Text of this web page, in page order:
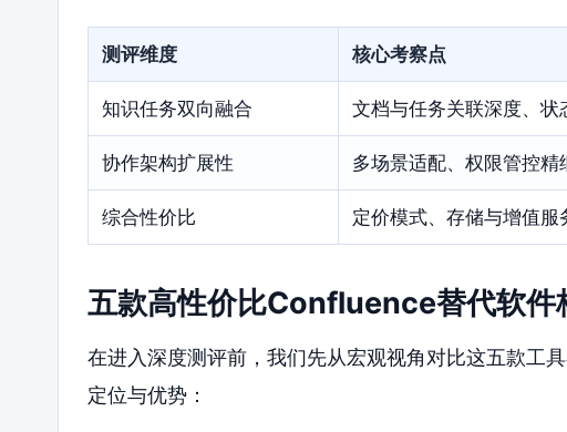
测评维度 核心考察点
知识任务双向融合 文档与任务关联深度、状
协作架构扩展性 多场景适配、权限管控精
综合性价比 定价模式、存储与增值服
五款高性价比Confluence替代软件
在进入深度测评前，我们先从宏观视角对比这五款工
定位与优势：